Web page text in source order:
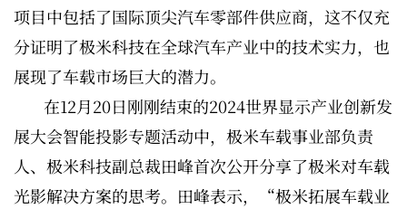
项目中包括了国际顶尖汽车零部件供应商，这不仅充
分证明了极米科技在全球汽车产业中的技术实力，也
展现了车载市场巨大的潜力。
在12月20日刚刚结束的2024世界显示产业创新发
展大会智能投影专题活动中，极米车载事业部负责
人、极米科技副总裁田峰首次公开分享了极米对车载
光影解决方案的思考。田峰表示，“极米拓展车载业